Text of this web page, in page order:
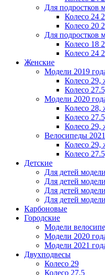
Для подростков
Колесо 24
Колесо 20
Для подростков
Колесо 18
Колесо 24
Женскиe
Модели 2019
Колесо 29,
Колесо
Модели 2020
Колесо 28,
Колесо
Колесо 29,
Велосипеды
Колесо 29,
Колесо
Детские
Для детей
Для детей
Для детей
Для детей
Карбоновые
Городские
Модели
Модели 2020
Модели 2021
Двухподвесы
Колесо 29
Колесо 27.5